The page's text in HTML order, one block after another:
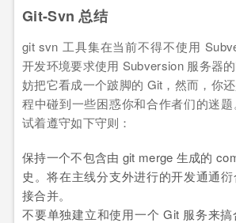
Git-Svn 总结
git svn 工具集在当前不得不使用
开发环境要求使用 Subversion 服务器
妨把它看成一个跛脚的 Git，然而，你
程中碰到一些困惑你和合作者们的迷题
试着遵守如下守则：
保持一个不包含由 git merge 生成的
史。将在主线分支外进行的开发通通
接合并。
不要单独建立和使用一个 Git 服务来